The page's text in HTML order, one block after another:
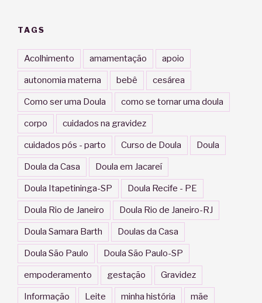
TAGS
Acolhimento amamentação apoio
autonomia materna bebê cesárea
Como ser uma Doula como se tornar uma doula
corpo cuidados na gravidez
cuidados pós - parto Curso de Doula Doula
Doula da Casa Doula em Jacareí
Doula Itapetininga-SP Doula Recife - PE
Doula Rio de Janeiro Doula Rio de Janeiro-RJ
Doula Samara Barth Doulas da Casa
Doula São Paulo Doula São Paulo-SP
empoderamento gestação Gravidez
Informação Leite minha história mãe